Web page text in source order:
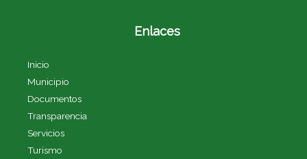
Enlaces
Inicio
Municipio
Documentos
Transparencia
Servicios
Turismo